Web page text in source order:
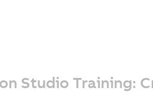
Studio Training: